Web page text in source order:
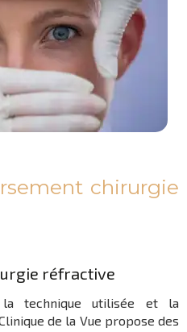
chirurgie
réfractive
technique utilisée et la
de la Vue propose des